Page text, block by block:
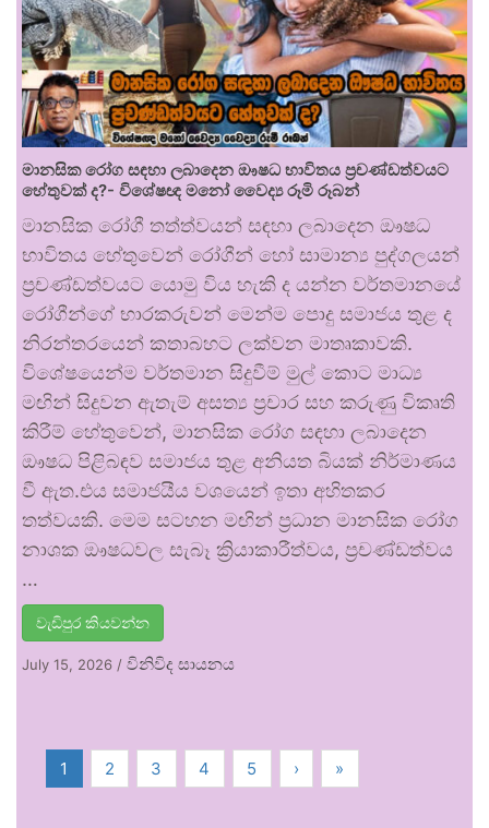
මානසික රෝග සඳහා ලබාදෙන ඖෂධ භාවිතය ප්‍රචණ්ඩත්වයට
හේතුවක් ද?- විශේෂඥ මනෝ වෛද්‍ය රූමි රූබන්
මානසික රෝගී තත්ත්වයන් සඳහා ලබාදෙන ඖෂධ
භාවිතය හේතුවෙන් රෝගීන් හෝ සාමාන්‍ය පුද්ගලයන්
ප්‍රචණ්ඩත්වයට යොමු විය හැකි ද යන්න වර්තමානයේ
රෝගීන්ගේ භාරකරුවන් මෙන්ම පොදු සමාජය තුළ ද
නිරන්තරයෙන් කතාබහට ලක්වන මාතෘකාවකි.
විශේෂයෙන්ම වර්තමාන සිදුවීම් මුල් කොට මාධ්‍ය
මඟින් සිදුවන ඇතැම් අසත්‍ය ප්‍රචාර සහ කරුණු විකෘති
කිරීම් හේතුවෙන්, මානසික රෝග සඳහා ලබාදෙන
ඖෂධ පිළිබඳව සමාජය තුළ අනියත බියක් නිර්මාණය
වී ඇත.එය සමාජයීය වශයෙන් ඉතා අහිතකර
තත්වයකි. මෙම සටහන මඟින් ප්‍රධාන මානසික රෝග
නාශක ඖෂධවල සැබෑ ක්‍රියාකාරීත්වය, ප්‍රචණ්ඩත්වය
…
වැඩිපුර කියවන්න
July 15, 2026 / විනිවිද සායනය
1 2 3 4 5 › »